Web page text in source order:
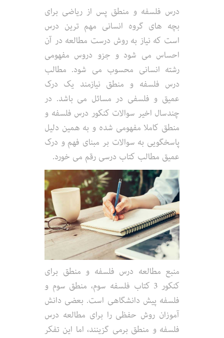
درس فلسفه و منطق پس از ریاضی برای
بچه های گروه انسانی مهم ترین درس
است که نیاز به روش درست مطالعه در آن
احساس می شود و جزو دروس مفهومی
رشته انسانی محسوب می شود. مطالب
درس فلسفه و منطق نیازمند یک درک
عمیق و فلسفی در مسائل می باشد. در
چندسال اخیر سوالات کنکور درس فلسفه و
منطق کاملا مفهومی شده و به همین دلیل
پاسخگویی به سوالات بر مبنای فهم و درک
عمیق مطالب کتاب درسی رقم می خورد.
منبع مطالعه درس فلسفه و منطق برای
کنکور 3 کتاب فلسفه سوم، منطق سوم و
فلسفه پیش دانشگاهی است. بعضی دانش
آموزان روش حفظی را برای مطالعه درس
فلسفه و منطق برمی گزینند، اما این تفکر